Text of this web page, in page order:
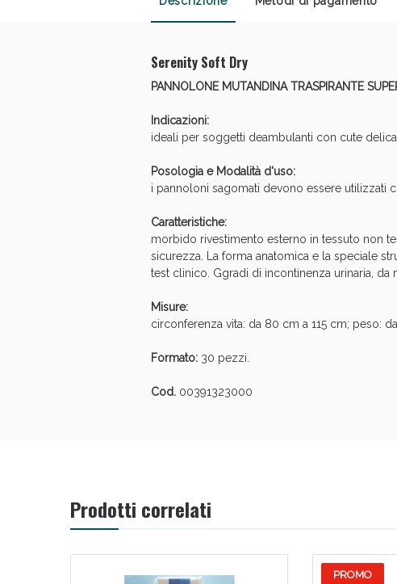
Serenity Soft Dry
PANNOLONE MUTANDINA TRASPIRANTE
Indicazioni:
ideali per soggetti deambulanti con cute
Posologia e Modalità d'uso:
i pannoloni sagomati devono essere utilizzati
Caratteristiche:
morbido rivestimento esterno in tessuto non
sicurezza. La forma anatomica e la speciale
test clinico. Ggradi di incontinenza urinaria, da
Misure:
circonferenza vita: da 80 cm a 115 cm; peso:
Formato: 30 pezzi.
Cod. 00391323000
Prodotti correlati
PROMO